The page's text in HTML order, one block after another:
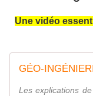
Une vidéo
Les explications